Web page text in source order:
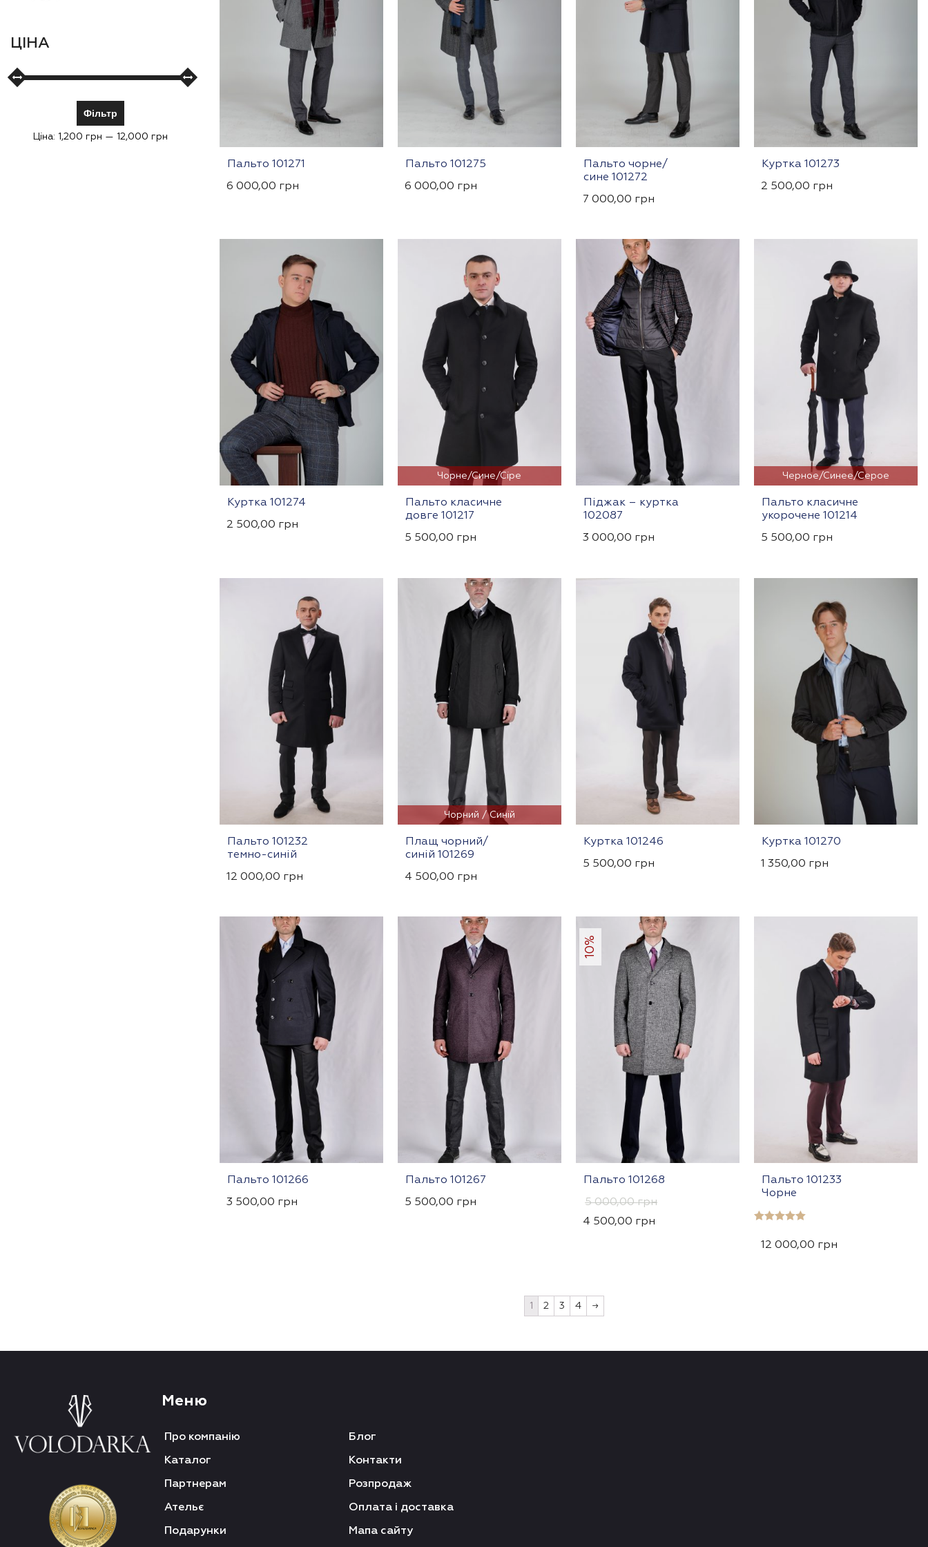
ЦІНА
Фільтр
Ціна: 1,200 грн — 12,000 грн
Пальто 101271
6 000,00 грн
Пальто 101275
6 000,00 грн
Пальто чорне/
сине 101272
7 000,00 грн
Куртка 101273
2 500,00 грн
Куртка 101274
2 500,00 грн
Чорне/Сине/Сіре
Пальто класичне
довге 101217
5 500,00 грн
Піджак – куртка
102087
3 000,00 грн
Черное/Синее/Серое
Пальто класичне
укорочене 101214
5 500,00 грн
Пальто 101232
темно-синій
12 000,00 грн
Чорний / Синій
Плащ чорний/
синій 101269
4 500,00 грн
Куртка 101246
5 500,00 грн
Куртка 101270
1 350,00 грн
Пальто 101266
3 500,00 грн
Пальто 101267
5 500,00 грн
10%
Пальто 101268
5 000,00грн
4 500,00 грн
Пальто 101233
Чорне
5.00
з 512 000,00 грн
1 2 3 4 →
Меню
Про компанію
Каталог
Партнерам
Ательє
Подарунки
Блог
Контакти
Розпродаж
Оплата і доставка
Мапа сайту